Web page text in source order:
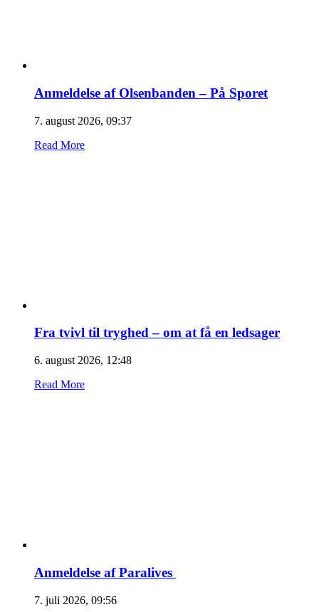
Anmeldelse af Olsenbanden – På Sporet
7. august 2026, 09:37
Read More
Fra tvivl til tryghed – om at få en ledsager
6. august 2026, 12:48
Read More
Anmeldelse af Paralives
7. juli 2026, 09:56